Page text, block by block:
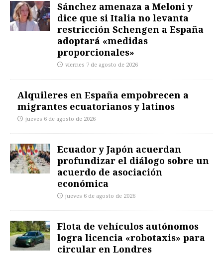
Sánchez amenaza a Meloni y
dice que si Italia no levanta
restricción Schengen a España
adoptará «medidas
proporcionales»
viernes 7 de agosto de 2026
Alquileres en España empobrecen a
migrantes ecuatorianos y latinos
jueves 6 de agosto de 2026
Ecuador y Japón acuerdan
profundizar el diálogo sobre un
acuerdo de asociación
económica
jueves 6 de agosto de 2026
Flota de vehículos autónomos
logra licencia «robotaxis» para
circular en Londres